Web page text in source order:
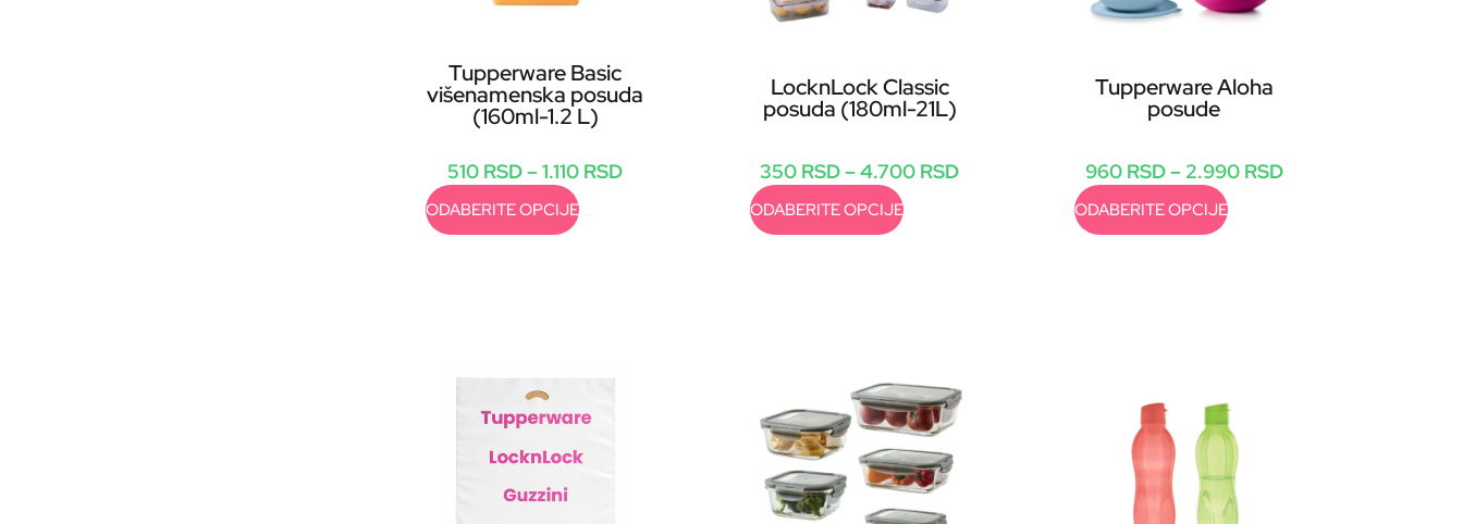
Tupperware Basic
višenamenska posuda
(160ml-1.2 L)
510 RSD–1.110 RSD
ODABERITE OPCIJE
LocknLock Classic
posuda (180ml-21L)
350 RSD–4.700 RSD
ODABERITE OPCIJE
Tupperware Aloha
posude
960 RSD– 2.990 RSD
ODABERITE OPCIJE